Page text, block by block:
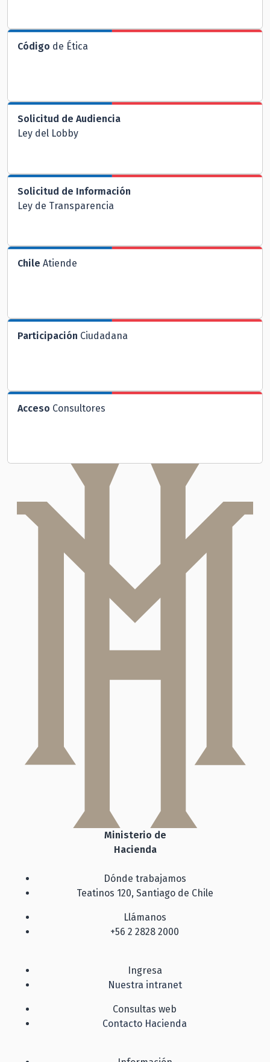
Código de Ética
Solicitud de Audiencia
Ley del Lobby
Solicitud de Información
Ley de Transparencia
Chile Atiende
Participación Ciudadana
Acceso Consultores
Ministerio de
Hacienda
Dónde trabajamos
Teatinos 120, Santiago de Chile
Llámanos
+56 2 2828 2000
Ingresa
Nuestra intranet
Consultas web
Contacto Hacienda